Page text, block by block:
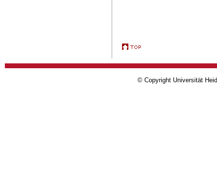
© Copyright Universität